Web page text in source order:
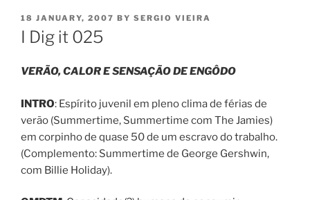
POSTED
ON
18 JANUARY, 2007 BY SERGIO VIEIRA
I Dig it 025
VERÃO, CALOR E SENSAÇÃO DE ENGÔDO
INTRO: Espírito juvenil em pleno clima de férias de
verão (Summertime, Summertime com The Jamies)
em corpinho de quase 50 de um escravo do trabalho.
(Complemento: Summertime de George Gershwin,
com Billie Holiday).